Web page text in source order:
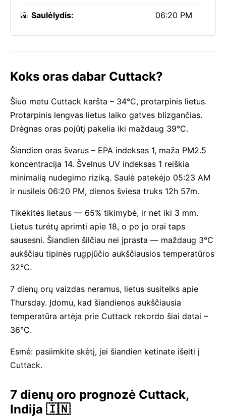
🌇 Saulėlydis: 06:20 PM
Koks oras dabar Cuttack?
Šiuo metu Cuttack karšta – 34°C, protarpinis lietus.
Protarpinis lengvas lietus laiko gatves blizgančias.
Drėgnas oras pojūtį pakelia iki maždaug 39°C.
Šiandien oras švarus – EPA indeksas 1, maža PM2.5
koncentracija 14. Švelnus UV indeksas 1 reiškia
minimalią nudegimo riziką. Saulė patekėjo 05:23 AM
ir nusileis 06:20 PM, dienos šviesa truks 12h 57m.
Tikėkitės lietaus — 65% tikimybė, ir net iki 3 mm.
Lietus turėtų aprimti apie 18, o po jo orai taps
sausesni. Šiandien šilčiau nei įprasta — maždaug 3°C
aukščiau tipinės rugpjūčio aukščiausios temperatūros
32°C.
7 dienų orų vaizdas neramus, lietus susitelks apie
Thursday. Įdomu, kad šiandienos aukščiausia
temperatūra artėja prie Cuttack rekordo šiai datai –
36°C.
Esmė: pasiimkite skėtį, jei šiandien ketinate išeiti į
Cuttack.
7 dienų oro prognozė Cuttack,
Indija 🇮🇳